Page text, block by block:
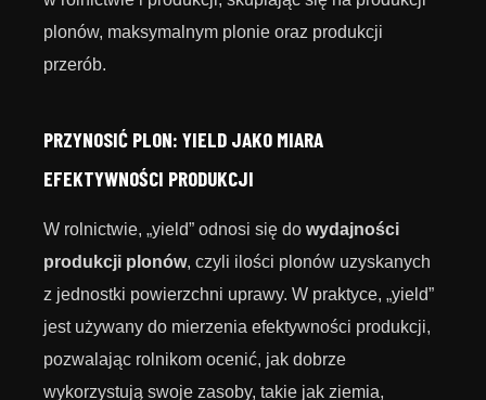
plonów, maksymalnym plonie oraz produkcji
przerób.
PRZYNOSIĆ PLON: YIELD JAKO MIARA
EFEKTYWNOŚCI PRODUKCJI
W rolnictwie, „yield” odnosi się do wydajności
produkcji plonów, czyli ilości plonów uzyskanych
z jednostki powierzchni uprawy. W praktyce, „yield”
jest używany do mierzenia efektywności produkcji,
pozwalając rolnikom ocenić, jak dobrze
wykorzystują swoje zasoby, takie jak ziemia,